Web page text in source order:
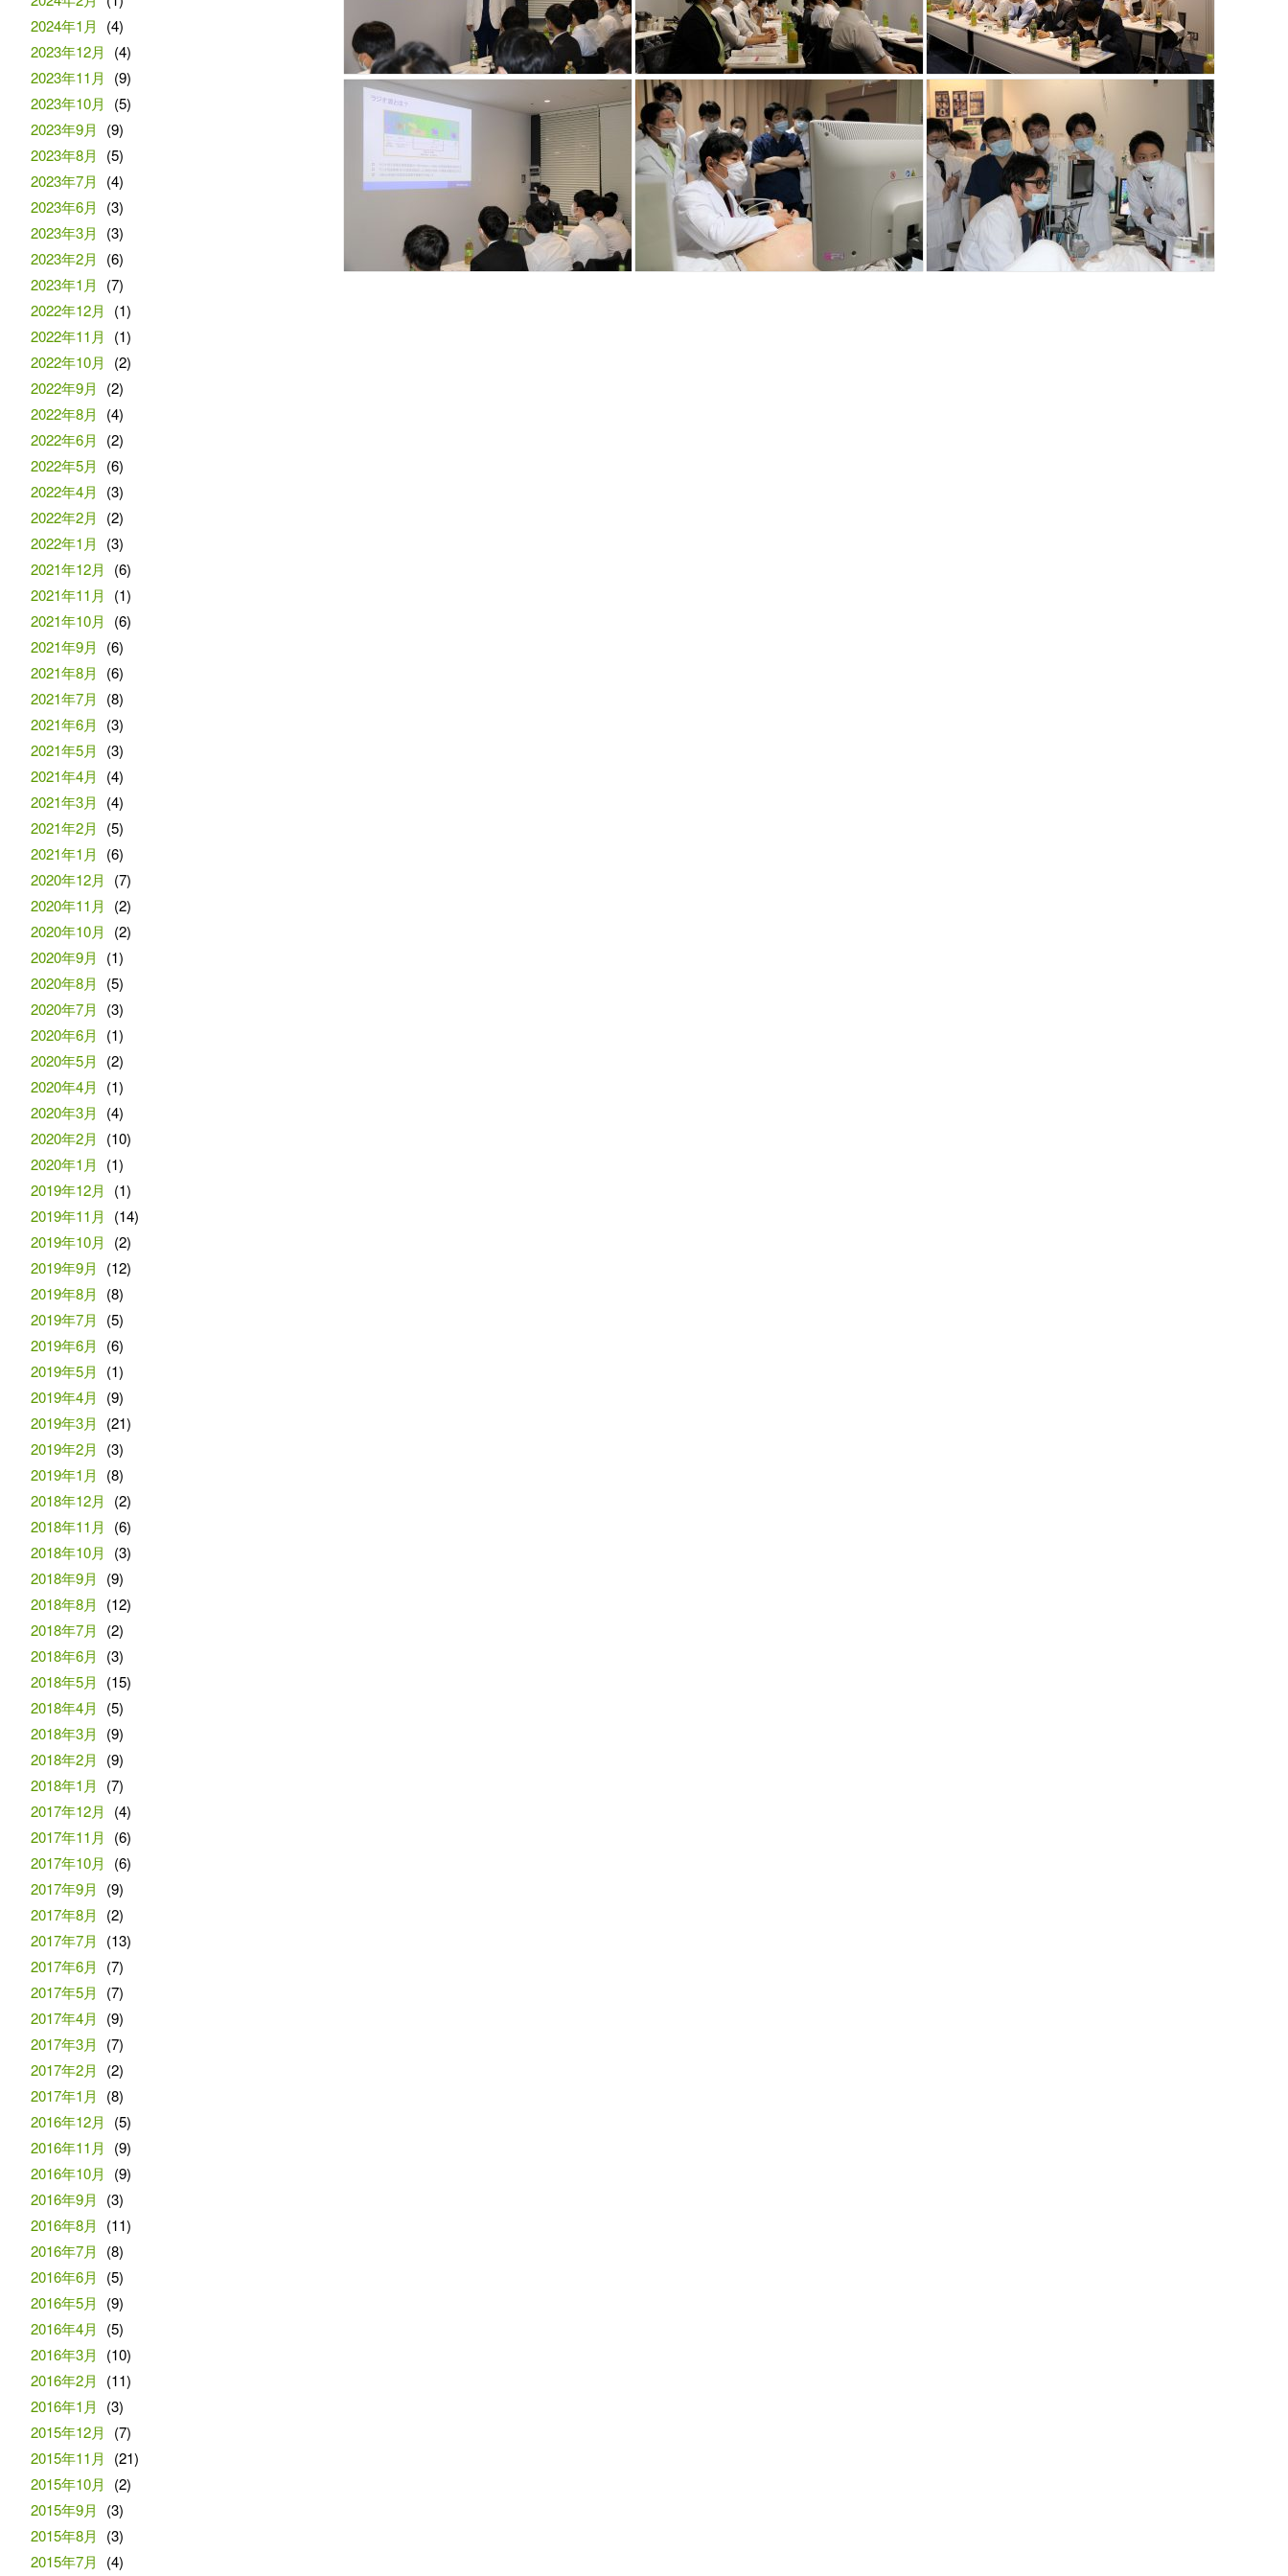
2024年1月
(4)
2023年12月
(4)
2023年11月
(9)
2023年10月
(5)
2023年9月
(9)
2023年8月
(5)
2023年7月
(4)
2023年6月
(3)
2023年3月
(3)
2023年2月
(6)
2023年1月
(7)
2022年12月
(1)
2022年11月
(1)
2022年10月
(2)
2022年9月
(2)
2022年8月
(4)
2022年6月
(2)
2022年5月
(6)
2022年4月
(3)
2022年2月
(2)
2022年1月
(3)
2021年12月
(6)
2021年11月
(1)
2021年10月
(6)
2021年9月
(6)
2021年8月
(6)
2021年7月
(8)
2021年6月
(3)
2021年5月
(3)
2021年4月
(4)
2021年3月
(4)
2021年2月
(5)
2021年1月
(6)
2020年12月
(7)
2020年11月
(2)
2020年10月
(2)
2020年9月
(1)
2020年8月
(5)
2020年7月
(3)
2020年6月
(1)
2020年5月
(2)
2020年4月
(1)
2020年3月
(4)
2020年2月
(10)
2020年1月
(1)
2019年12月
(1)
2019年11月
(14)
2019年10月
(2)
2019年9月
(12)
2019年8月
(8)
2019年7月
(5)
2019年6月
(6)
2019年5月
(1)
2019年4月
(9)
2019年3月
(21)
2019年2月
(3)
2019年1月
(8)
2018年12月
(2)
2018年11月
(6)
2018年10月
(3)
2018年9月
(9)
2018年8月
(12)
2018年7月
(2)
2018年6月
(3)
2018年5月
(15)
2018年4月
(5)
2018年3月
(9)
2018年2月
(9)
2018年1月
(7)
2017年12月
(4)
2017年11月
(6)
2017年10月
(6)
2017年9月
(9)
2017年8月
(2)
2017年7月
(13)
2017年6月
(7)
2017年5月
(7)
2017年4月
(9)
2017年3月
(7)
2017年2月
(2)
2017年1月
(8)
2016年12月
(5)
2016年11月
(9)
2016年10月
(9)
2016年9月
(3)
2016年8月
(11)
2016年7月
(8)
2016年6月
(5)
2016年5月
(9)
2016年4月
(5)
2016年3月
(10)
2016年2月
(11)
2016年1月
(3)
2015年12月
(7)
2015年11月
(21)
2015年10月
(2)
2015年9月
(3)
2015年8月
(3)
2015年7月
(4)